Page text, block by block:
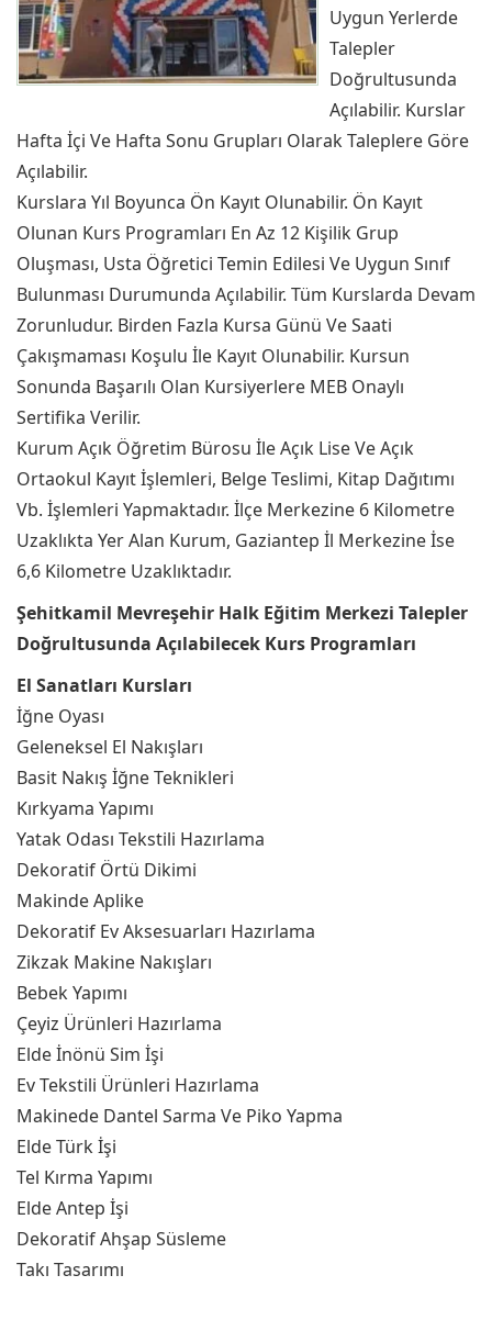
Uygun Yerlerde
Talepler
Doğrultusunda
Açılabilir. Kurslar
Hafta İçi Ve Hafta Sonu Grupları Olarak Taleplere Göre
Açılabilir.
Kurslara Yıl Boyunca Ön Kayıt Olunabilir. Ön Kayıt
Olunan Kurs Programları En Az 12 Kişilik Grup
Oluşması, Usta Öğretici Temin Edilesi Ve Uygun Sınıf
Bulunması Durumunda Açılabilir. Tüm Kurslarda Devam
Zorunludur. Birden Fazla Kursa Günü Ve Saati
Çakışmaması Koşulu İle Kayıt Olunabilir. Kursun
Sonunda Başarılı Olan Kursiyerlere MEB Onaylı
Sertifika Verilir.
Kurum Açık Öğretim Bürosu İle Açık Lise Ve Açık
Ortaokul Kayıt İşlemleri, Belge Teslimi, Kitap Dağıtımı
Vb. İşlemleri Yapmaktadır. İlçe Merkezine 6 Kilometre
Uzaklıkta Yer Alan Kurum, Gaziantep İl Merkezine İse
6,6 Kilometre Uzaklıktadır.
Şehitkamil Mevreşehir Halk Eğitim Merkezi Talepler
Doğrultusunda Açılabilecek Kurs Programları
El Sanatları Kursları
İğne Oyası
Geleneksel El Nakışları
Basit Nakış İğne Teknikleri
Kırkyama Yapımı
Yatak Odası Tekstili Hazırlama
Dekoratif Örtü Dikimi
Makinde Aplike
Dekoratif Ev Aksesuarları Hazırlama
Zikzak Makine Nakışları
Bebek Yapımı
Çeyiz Ürünleri Hazırlama
Elde İnönü Sim İşi
Ev Tekstili Ürünleri Hazırlama
Makinede Dantel Sarma Ve Piko Yapma
Elde Türk İşi
Tel Kırma Yapımı
Elde Antep İşi
Dekoratif Ahşap Süsleme
Takı Tasarımı